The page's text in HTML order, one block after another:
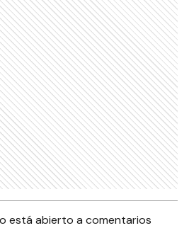
está abierto a comentarios